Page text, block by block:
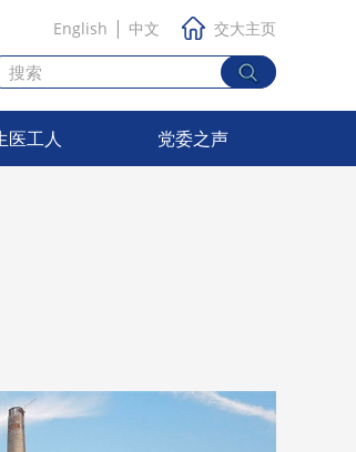
医工人 党委之声
English | 中文 交大主页